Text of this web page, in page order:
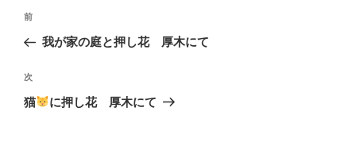
投
ナ
ビ
ゲ
前
の
稿
前
我が家の庭と押し花 厚木にて
次
の
次
猫 に押し花 厚木にて